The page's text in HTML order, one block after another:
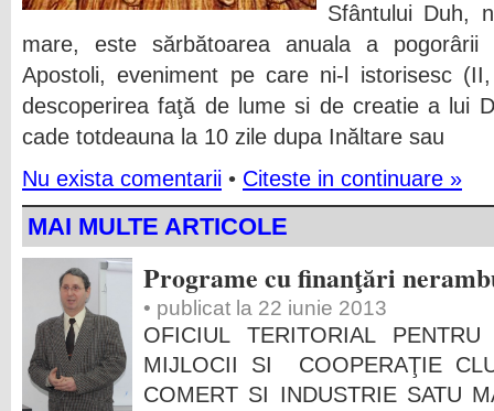
Sfântului Duh,
mare, este sărbătoarea anuala a pogorârii
Apostoli, eveniment pe care ni-l istorisesc
descoperirea faţă de lume si de creatie a lui
cade totdeauna la 10 zile dupa Inăltare sau
Nu exista comentarii • Citeste in continuare »
MAI MULTE ARTICOLE
Programe cu finanţări
• publicat la 22 iunie 2013
OFICIUL TERITORIAL
MIJLOCII SI
COMERT SI INDUSTRIE SATU